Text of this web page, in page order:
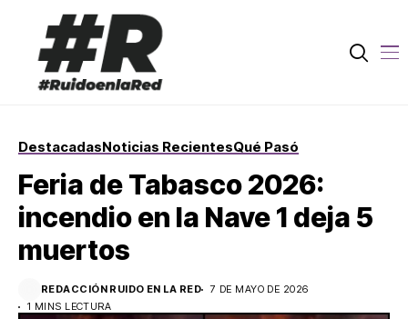
DestacadasNoticias RecientesQué Pasó
Feria de Tabasco 2026:
incendio en la Nave 1 deja 5
muertos
REDACCIÓN RUIDO EN LA RED
7 DE MAYO DE 2026
1 MINS LECTURA